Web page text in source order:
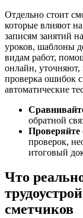
Отдельно стоит
которые влияют
записям занятий
уроков, шаблоны
видам работ,
онлайн, уточняют,
проверка ошибок
автоматические
обратной
Проверяйте
проверок,
итоговый
Что
сметчиков